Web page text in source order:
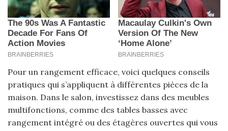
Pour un rangement efficace, voici quelques conseils
pratiques qui s’appliquent à différentes pièces de la
maison. Dans le salon, investissez dans des meubles
multifonctions, comme des tables basses avec
rangement intégré ou des étagères ouvertes qui vous